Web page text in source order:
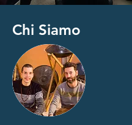
Chi Siamo